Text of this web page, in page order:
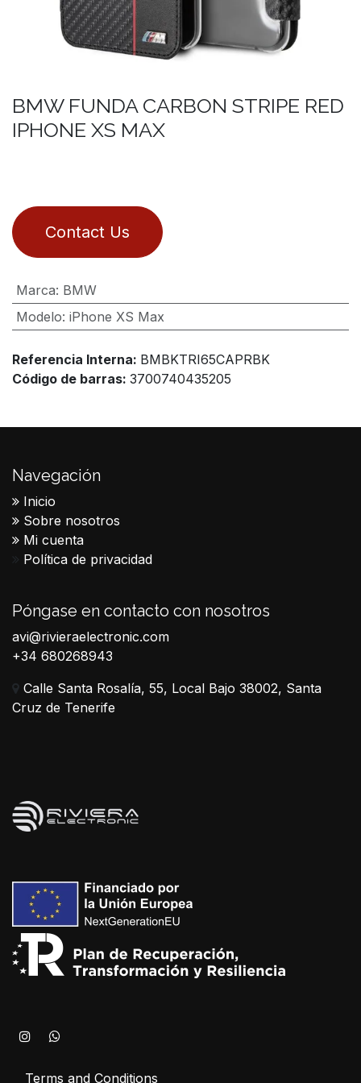
BMW FUNDA CARBON STRIPE RED
IPHONE XS MAX
Contact Us
Marca: BMW
Modelo: iPhone XS Max
Referencia Interna: BMBKTRI65CAPRBK
Código de barras: 3700740435205
Navegación
Inicio
Sobre nosotros
Mi cuenta
Política de privacidad
Póngase en contacto con nosotros
avi@rivieraelectronic.com
+34 680268943
Calle Santa Rosalía, 55, Local Bajo 38002, Santa
Cruz de Tenerife
Terms and Conditions